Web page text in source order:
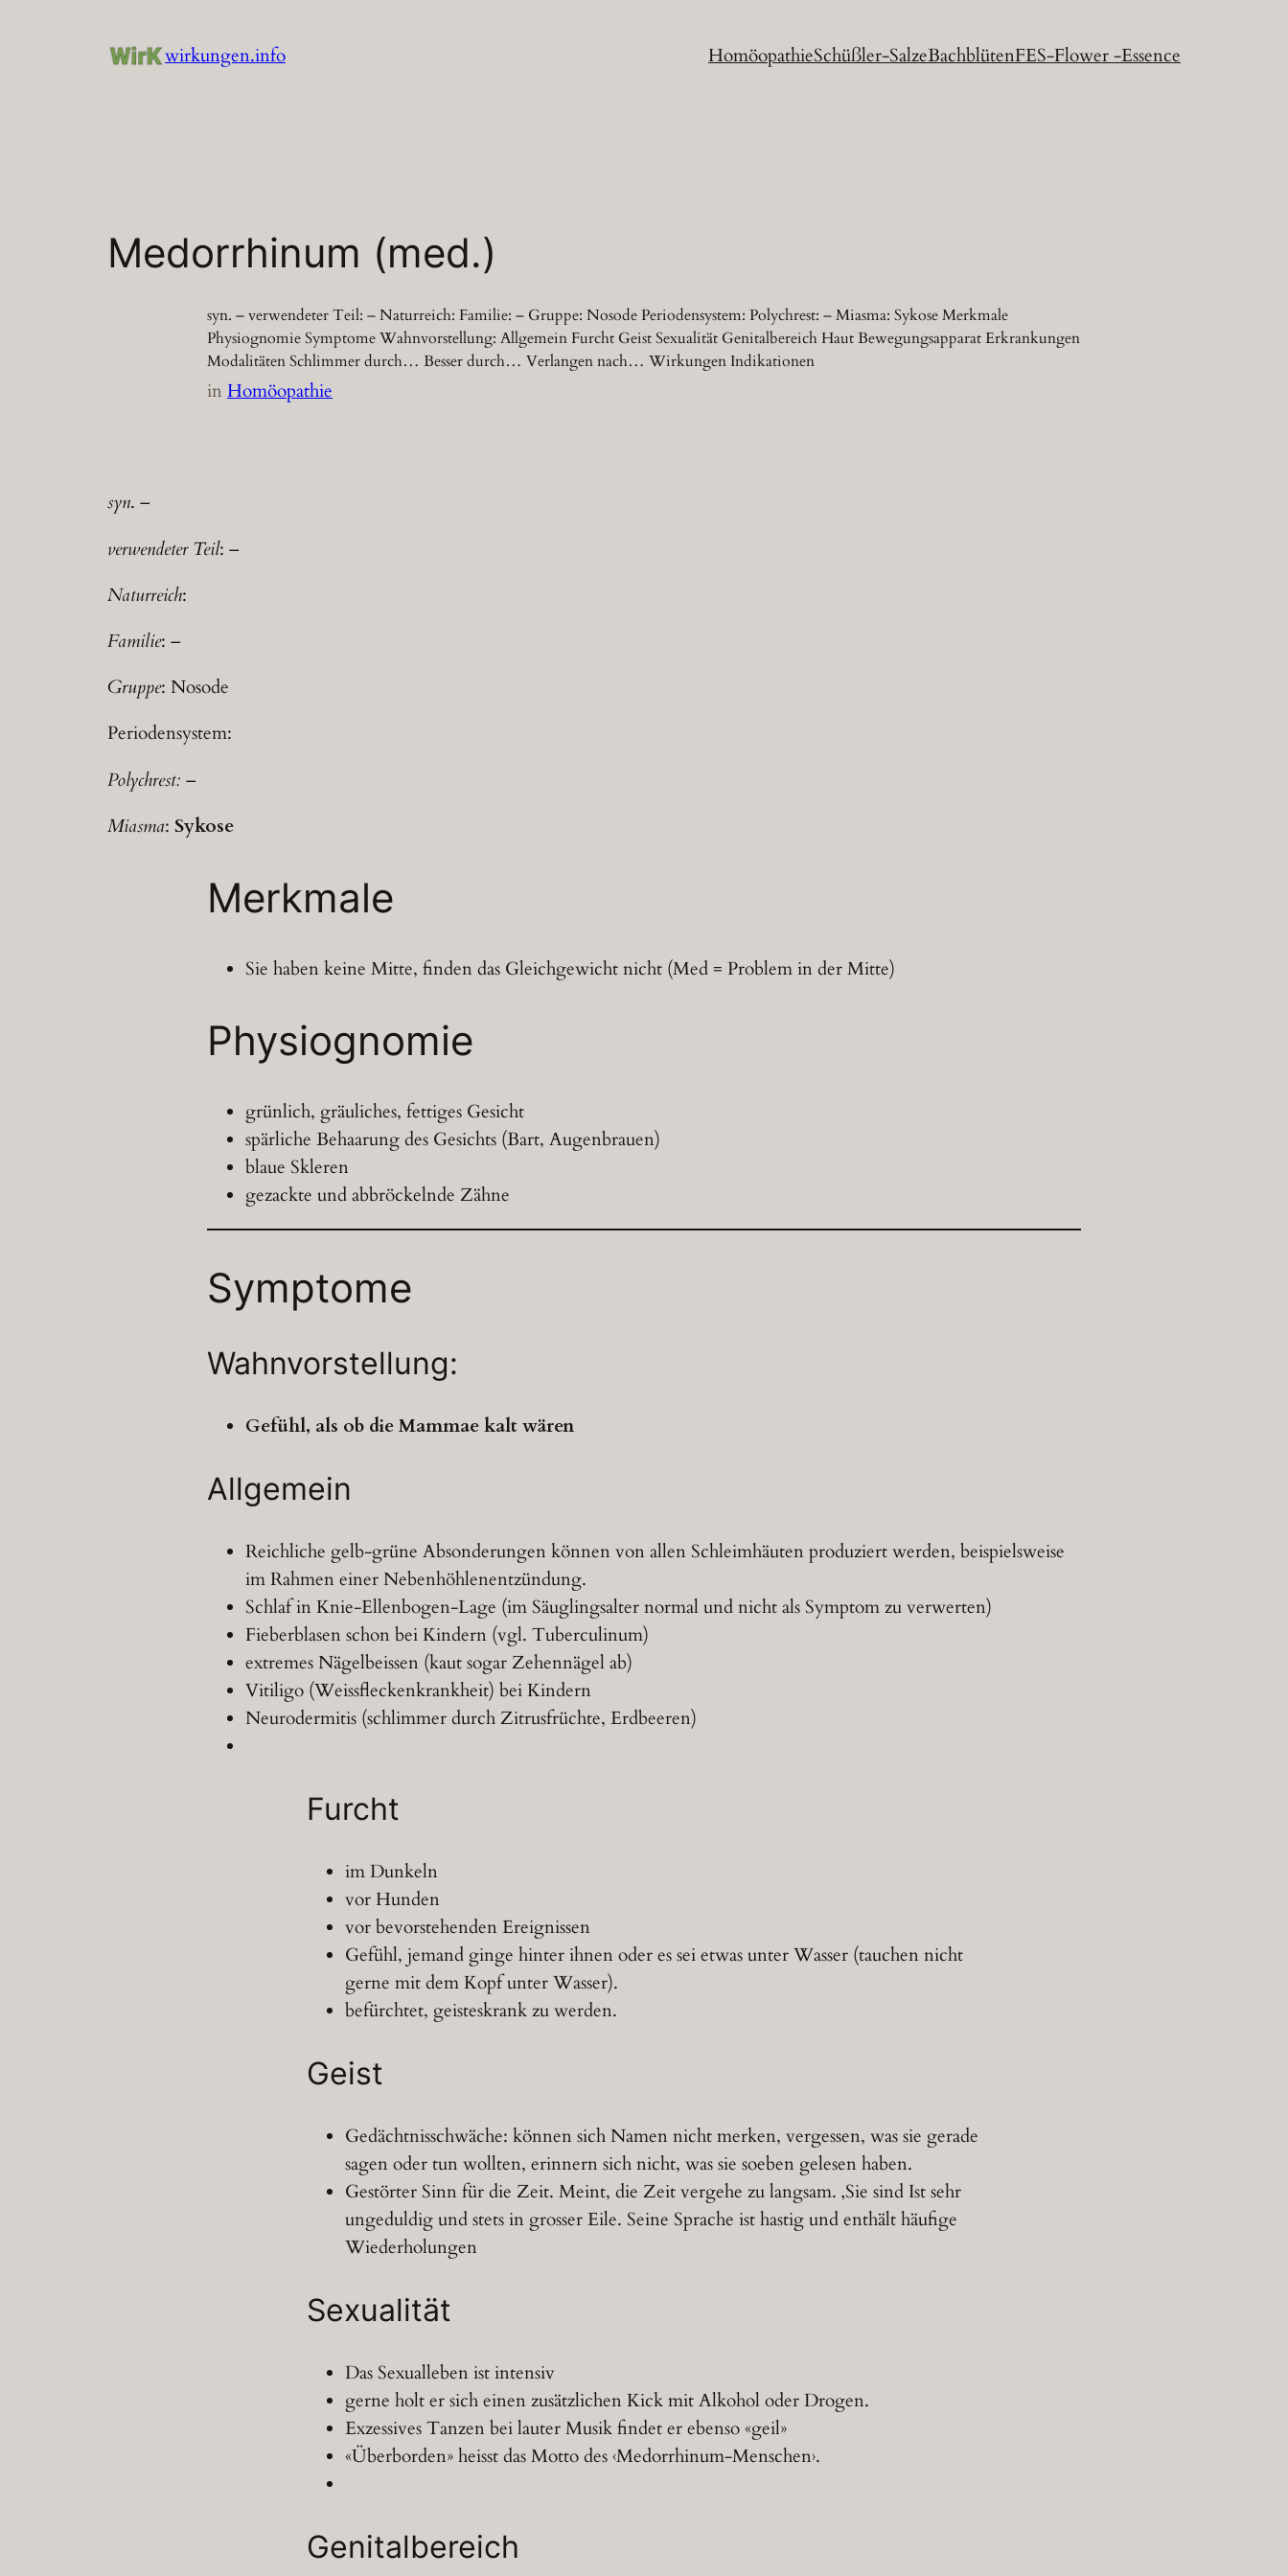
wirkungen.info HomöopathieSchüßler-SalzeBachblütenFES-Flower -Essence
Medorrhinum (med.)
syn. – verwendeter Teil: – Naturreich: Familie: – Gruppe: Nosode Periodensystem: Polychrest: – Miasma: Sykose Merkmale
Physiognomie Symptome Wahnvorstellung: Allgemein Furcht Geist Sexualität Genitalbereich Haut Bewegungsapparat Erkrankungen
Modalitäten Schlimmer durch… Besser durch… Verlangen nach… Wirkungen Indikationen
inHomöopathie
syn. –
verwendeter Teil: –
Naturreich:
Familie: –
Gruppe: Nosode
Periodensystem:
Polychrest: –
Miasma: Sykose
Merkmale
Sie haben keine Mitte, finden das Gleichgewicht nicht (Med = Problem in der Mitte)
Physiognomie
grünlich, gräuliches, fettiges Gesicht
spärliche Behaarung des Gesichts (Bart, Augenbrauen)
blaue Skleren
gezackte und abbröckelnde Zähne
Symptome
Wahnvorstellung:
Gefühl, als ob die Mammae kalt wären
Allgemein
Reichliche gelb-grüne Absonderungen können von allen Schleimhäuten produziert werden, beispielsweise
im Rahmen einer Nebenhöhlenentzündung.
Schlaf in Knie-Ellenbogen-Lage (im Säuglingsalter normal und nicht als Symptom zu verwerten)
Fieberblasen schon bei Kindern (vgl. Tuberculinum)
extremes Nägelbeissen (kaut sogar Zehennägel ab)
Vitiligo (Weissfleckenkrankheit) bei Kindern
Neurodermitis (schlimmer durch Zitrusfrüchte, Erdbeeren)
Furcht
im Dunkeln
vor Hunden
vor bevorstehenden Ereignissen
Gefühl, jemand ginge hinter ihnen oder es sei etwas unter Wasser (tauchen nicht
gerne mit dem Kopf unter Wasser).
befürchtet, geisteskrank zu werden.
Geist
Gedächtnisschwäche: können sich Namen nicht merken, vergessen, was sie gerade
sagen oder tun wollten, erinnern sich nicht, was sie soeben gelesen haben.
Gestörter Sinn für die Zeit. Meint, die Zeit vergehe zu langsam. ‚Sie sind Ist sehr
ungeduldig und stets in grosser Eile. Seine Sprache ist hastig und enthält häufige
Wiederholungen
Sexualität
Das Sexualleben ist intensiv
gerne holt er sich einen zusätzlichen Kick mit Alkohol oder Drogen.
Exzessives Tanzen bei lauter Musik findet er ebenso «geil»
«Überborden» heisst das Motto des ‹Medorrhinum-Menschen›.
Genitalbereich